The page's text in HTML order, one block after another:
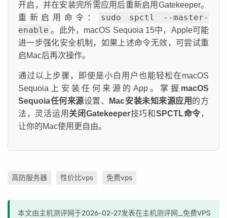
开启，并在安装完所需应用后重新启用Gatekeeper。
重新启用命令：
sudo spctl --master-
enable 。此外，macOS Sequoia 15中，Apple可能
进一步强化安全机制，如果上述命令无效，可尝试重
启Mac后再次操作。
通过以上步骤，即使是小白用户也能轻松在macOS
Sequoia上安装任何来源的App。掌握 macOS
Sequoia任何来源设置、 Mac安装未知来源应用 的方
法，灵活运用 关闭Gatekeeper技巧和SPCTL命令，
让你的Mac使用更自由。
高防服务器 性价比vps 免费vps
本文由主机测评网于2026-02-27发表在主机测评网_免费VPS